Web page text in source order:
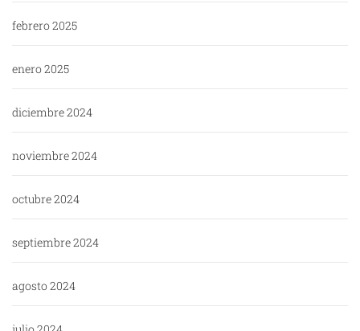
febrero 2025
enero 2025
diciembre 2024
noviembre 2024
octubre 2024
septiembre 2024
agosto 2024